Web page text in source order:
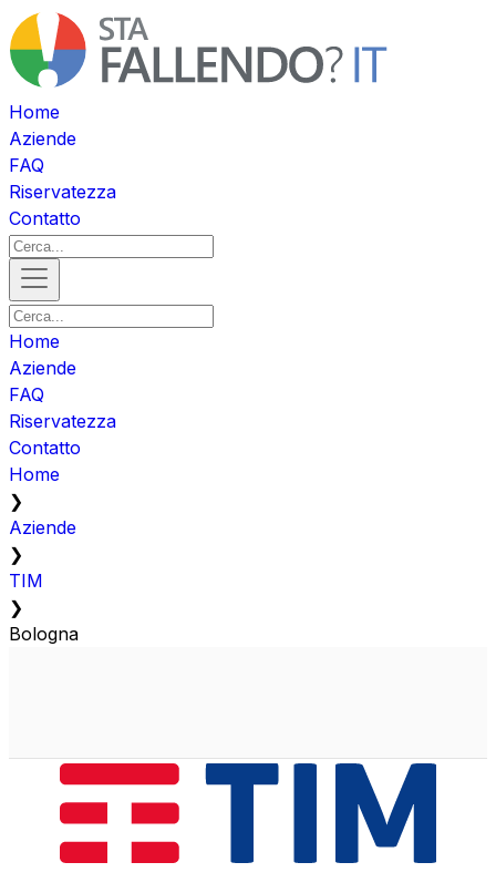
Home
Aziende
FAQ
Riservatezza
Contatto
Home
Aziende
FAQ
Riservatezza
Contatto
Home
❯
Aziende
❯
TIM
❯
Bologna